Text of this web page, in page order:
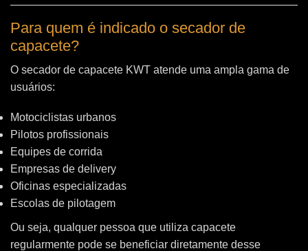
Para quem é indicado o secador de
capacete?
O secador de capacete KWT atende uma ampla gama de
usuários:
Motociclistas urbanos
Pilotos profissionais
Equipes de corrida
Empresas de delivery
Oficinas especializadas
Escolas de pilotagem
Ou seja, qualquer pessoa que utiliza capacete
regularmente pode se beneficiar diretamente desse